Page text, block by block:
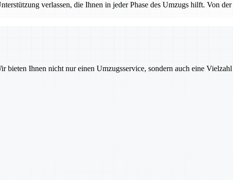
verlassen, die Ihnen in jeder Phase des Umzugs hilft. Von
Ihnen nicht nur einen Umzugsservice, sondern auch eine